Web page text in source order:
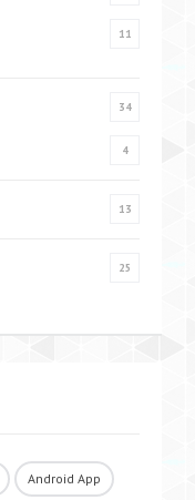
11
34
4
13
25
Android App